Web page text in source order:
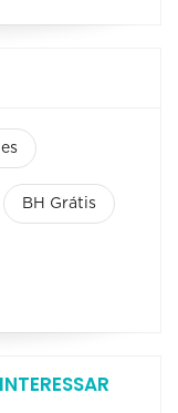
BH Grátis